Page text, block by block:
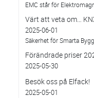
EMC står för
Värt att veta om…
2025-06-01
Säkerhet för Smarta
Förändrade priser
2025-05-30
Besök oss på Elfack!
2025-05-01